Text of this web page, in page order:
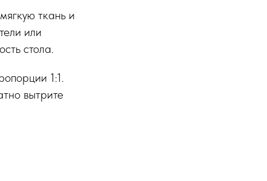
ткань и
или
стола.
1:1.
вытрите